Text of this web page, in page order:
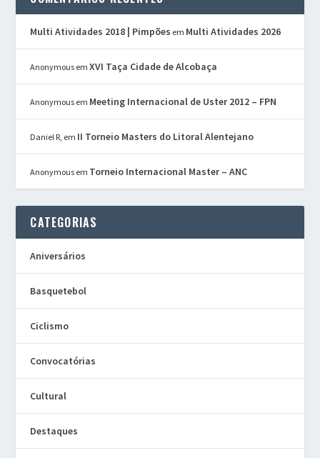
Multi Atividades 2018 | Pimpões em Multi Atividades 2026
Anonymous emXVI Taça Cidade de Alcobaça
Anonymous em Meeting Internacional de Uster 2012 – FPN
Daniel R, em II Torneio Masters do Litoral Alentejano
Anonymous em Torneio Internacional Master – ANC
CATEGORIAS
Aniversários
Basquetebol
Ciclismo
Convocatórias
Cultural
Destaques